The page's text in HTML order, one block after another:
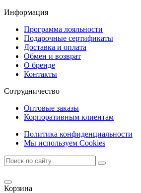
Информация
Программа лояльности
Подарочные сертификаты
Доставка и оплата
Обмен и возврат
О бренде
Контакты
Сотрудничество
Оптовые заказы
Корпоративным клиентам
Политика конфиденциальности
Мы используем Cookies
Корзина